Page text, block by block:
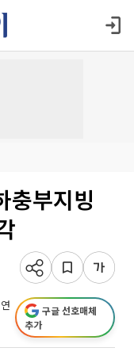
충부지빙
구글 선호매체
추가